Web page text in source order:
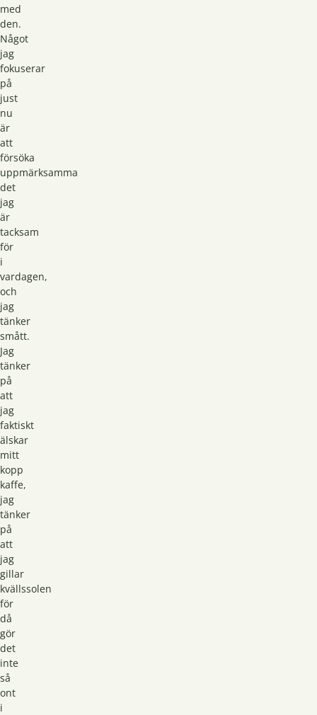
med
den.
Något
jag
fokuserar
på
just
nu
är
att
försöka
uppmärksamma
det
jag
är
tacksam
för
i
vardagen,
och
jag
tänker
smått.
Jag
tänker
på
att
jag
faktiskt
älskar
mitt
kopp
kaffe,
jag
tänker
på
att
jag
gillar
kvällssolen
för
då
gör
det
inte
så
ont
i